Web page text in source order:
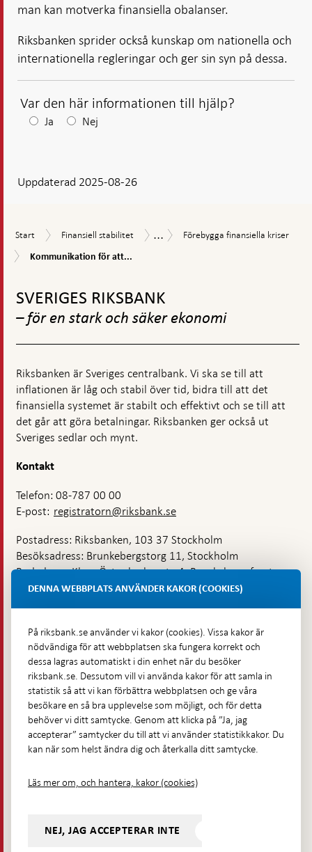
man kan motverka finansiella obalanser.
Riksbanken sprider också kunskap om nationella och
internationella regleringar och ger sin syn på dessa.
Var den här informationen till hjälp?
Efter
visas
Ja Nej
Uppdaterad 2025-08-26
Start
Start
Finansiell
Finansiell stabilitet
Riksbankens
...
Förebygga
Förebygga finansiella kriser
Kommunikation
till
det
effektivitet
Kommunikation för att...
toppnavigation
SVERIGES RIKSBANK
– för en stark och säker ekonomi
Riksbanken är Sveriges centralbank. Vi ska se till att
inflationen är låg och stabil över tid, bidra till att det
finansiella systemet är stabilt och effektivt och se till att
det går att göra betalningar. Riksbanken ger också ut
Sveriges sedlar och mynt.
Kontakt
Telefon: 08-787 00 00
E-post: registratorn@riksbank.se
Postadress: Riksbanken, 103 37 Stockholm
Besöksadress: Brunkebergstorg 11, Stockholm
Budadress: Klara Östra kyrkogata 4, Brunkebergsfaret,
Lastplats 6
Hitta direkt
Frågor och svar-
Öppnas
i
ny
flik
Till Riksbankens webbarkiv-
Öppnas
i
ny
Presskontakt
Integritetspolicy
DENNA WEBBPLATS ANVÄNDER KAKOR (COOKIES)
På riksbank.se använder vi kakor (cookies). Vissa kakor är
nödvändiga för att webbplatsen ska fungera korrekt och
dessa lagras automatiskt i din enhet när du besöker
riksbank.se. Dessutom vill vi använda kakor för att samla in
statistik så att vi kan förbättra webbplatsen och ge våra
besökare en så bra upplevelse som möjligt, och för detta
behöver vi ditt samtycke. Genom att klicka på ”Ja, jag
accepterar” samtycker du till att vi använder statistikkakor. Du
kan när som helst ändra dig och återkalla ditt samtycke.
Läs mer om, och hantera, kakor (cookies)
NEJ, JAG ACCEPTERAR INTE